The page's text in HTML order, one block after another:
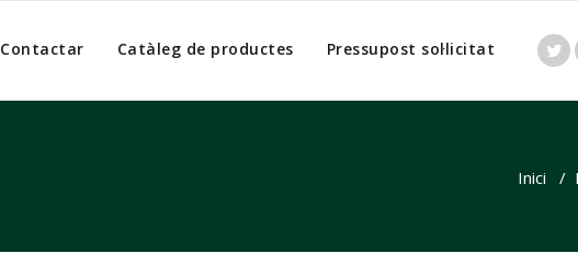
Contactar Catàleg de productes Pressupost sol·licitat
Inici /